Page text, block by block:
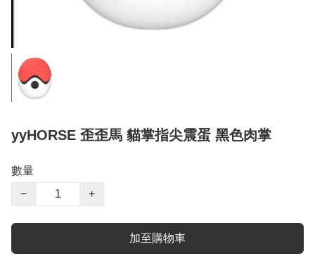
yyHORSE 歪歪馬 貓掌指尖震蛋 黑色肉掌
數量
−
+
加至購物車